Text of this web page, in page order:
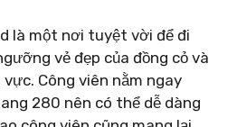
là một nơi tuyệt vời để đi
vẻ đẹp của đồng cỏ và
Công viên nằm ngay
280 nên có thể dễ dàng